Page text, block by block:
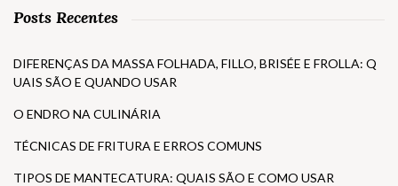
Posts Recentes
DIFERENÇAS DA MASSA FOLHADA, FILLO, BRISÉE E FROLLA: Q
UAIS SÃO E QUANDO USAR
O ENDRO NA CULINÁRIA
TÉCNICAS DE FRITURA E ERROS COMUNS
TIPOS DE MANTECATURA: QUAIS SÃO E COMO USAR